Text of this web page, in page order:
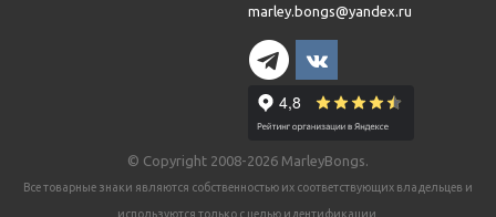
marley.bongs@yandex.ru
© Copyright 2008-2026 MarleyBongs.
Все товарные знаки являются собственностью их соответствующих владельцев и
используются только с целью идентификации.